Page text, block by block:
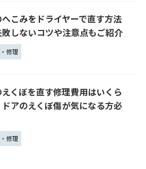
こみをドライヤーで直す方法
しないコツや注意点もご紹介
修理
くぼを直す修理費用はいくら
アのえくぼ傷が気になる方必
修理